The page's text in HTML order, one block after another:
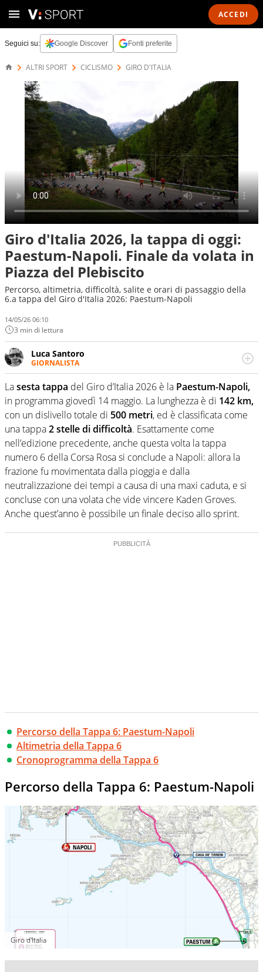
ACCEDI
Seguici su: Google Discover Fonti preferite
ALTRI SPORT CICLISMO GIRO D'ITALIA
Giro d'Italia 2026, la tappa di oggi:
Paestum-Napoli. Finale da volata in
Piazza del Plebiscito
Percorso, altimetria, difficoltà, salite e orari di passaggio della
6.a tappa del Giro d'Italia 2026: Paestum-Napoli
14/05/26 06:10
3 min di lettura
Luca Santoro
GIORNALISTA
Esperto di Motorsport ma, più in generale, appassionato
di tutto ciò che sia Sport, anche senza il Motor. Dà il
meglio di sé quando la strada fa largo alle due o alle
quattro ruote
Lasesta tappa del Giro d’Italia 2026 è la Paestum-Napoli,
in programma giovedì 14 maggio. La lunghezza è di 142 km,
con un dislivello totale di 500 metri, ed è classificata come
una tappa2 stelle di difficoltà. Esattamente come
nell’edizione precedente, anche questa volta la tappa
numero 6 della Corsa Rosa si conclude a Napoli: allora la
frazione fu movimentata dalla pioggia e dalla
neutralizzazione dei tempi a causa di una maxi caduta, e si
concluse con una volata che vide vincere Kaden Groves.
Anche quest’anno è possibile un finale deciso allo sprint.
Percorso della Tappa 6: Paestum-Napoli
Altimetria della Tappa 6
Cronoprogramma della Tappa 6
Percorso della Tappa 6: Paestum-Napoli
Giro d'Italia